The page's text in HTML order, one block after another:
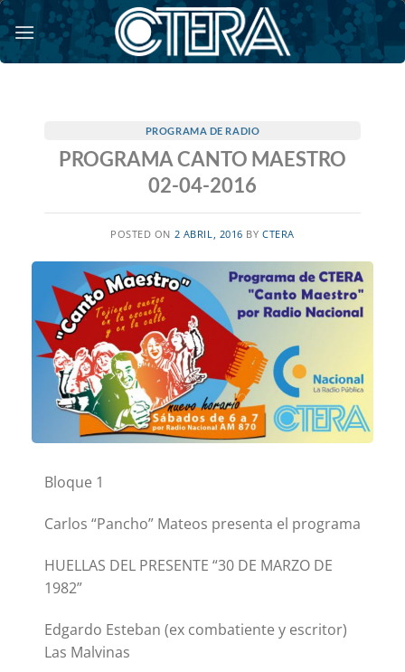
Saltar
al
contenido
PROGRAMA DE RADIO
PROGRAMA CANTO MAESTRO
02-04-2016
POSTED ON 2 ABRIL, 2016 BYCTERA
Bloque 1
Carlos “Pancho” Mateos presenta el programa
HUELLAS DEL PRESENTE “30 DE MARZO DE
1982”
Edgardo Esteban (ex combatiente y escritor)
Las Malvinas